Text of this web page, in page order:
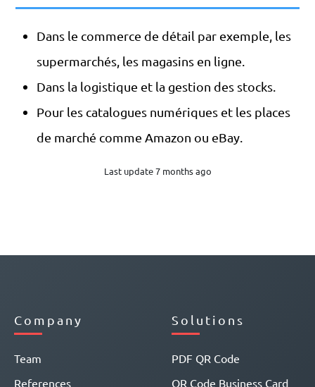
Dans le commerce de détail par exemple, les
supermarchés, les magasins en ligne.
Dans la logistique et la gestion des stocks.
Pour les catalogues numériques et les places
de marché comme Amazon ou eBay.
Last update 7 months ago
Company
Team
References
Solutions
PDF QR Code
QR Code Business Card